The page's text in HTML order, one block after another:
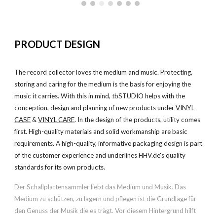
PRODUCT DESIGN
The record collector loves the medium and music. Protecting,
storing and caring for the medium is the basis for enjoying the
music it carries. With this in mind, tbSTUDIO helps with the
conception, design and planning of new products underVINYL
CASE&VINYL CARE. In the design of the products, utility comes
first. High-quality materials and solid workmanship are basic
requirements. A high-quality, informative packaging design is part
of the customer experience and underlines HHV.de's quality
standards for its own products.
Der Schallplattensammler liebt das Medium und Musik. Das
Medium zu schützen, zu lagern und pflegen ist die Grundlage für
den Genuss der Musik die es trägt. Vor diesem Hintergrund hilft